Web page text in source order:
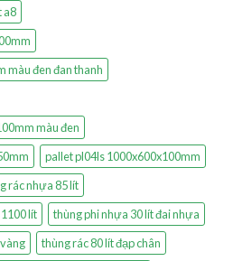
a8
màu đen đan thanh
màu đen
pallet pl04ls 1000x600x100mm
rác nhựa 85 lít
lít
thùng phi nhựa 30 lít đai nhựa
thùng rác 80 lít đạp chân